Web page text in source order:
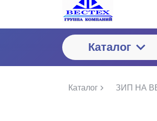
Каталог
Каталог ЗИП НА